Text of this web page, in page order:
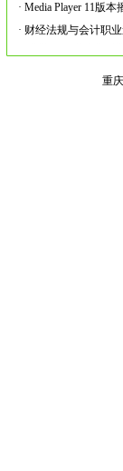
· Media Player 11版本
· 财经法规与会计职
重